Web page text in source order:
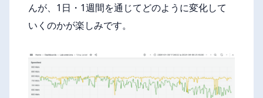
んが、1日・1週間を通じてどのように変化して
いくのかが楽しみです。